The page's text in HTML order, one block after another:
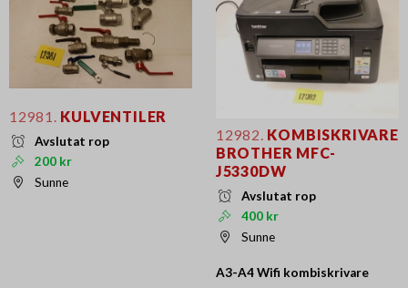
12981. KULVENTILER
Avslutat rop
200 kr
Sunne
12982. KOMBISKRIVARE
BROTHER MFC-
J5330DW
Avslutat rop
400 kr
Sunne
A3-A4 Wifi kombiskrivare